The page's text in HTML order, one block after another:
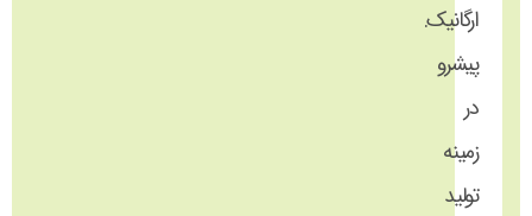
ارگانیک.
پیشرو
در
زمینه
تولید